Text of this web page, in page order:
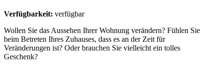
Verfügbarkeit: verfügbar
Wollen Sie das Aussehen Ihrer Wohnung verändern? Fühlen Sie
beim Betreten Ihres Zuhauses, dass es an der Zeit für
Veränderungen ist? Oder brauchen Sie vielleicht ein tolles
Geschenk?